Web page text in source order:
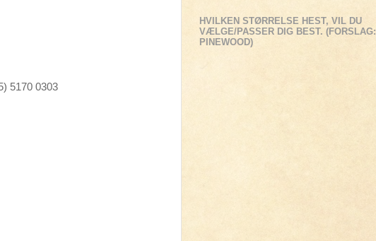
5170 0303
HVILKEN STØRRELSE HEST, VIL DU
VÆLGE/PASSER DIG BEST. (FORSLAG:
PINEWOOD)